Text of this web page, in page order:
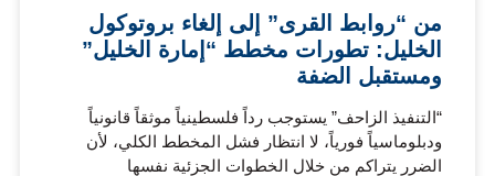
من “روابط القرى” إلى إلغاء بروتوكول
الخليل: تطورات مخطط “إمارة الخليل”
ومستقبل الضفة
“التنفيذ الزاحف” يستوجب رداً فلسطينياً موثقاً قانونياً
ودبلوماسياً فورياً، لا انتظار فشل المخطط الكلي، لأن
الضرر يتراكم من خلال الخطوات الجزئية نفسها